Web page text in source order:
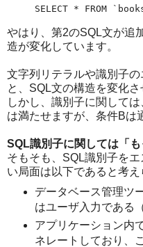
SELECT * FROM
やはり、第2のSQL文が追
造が変化しています。
文字列リテラルや識別子
と、SQL文の構造を変化
しかし、識別子に関して
は満たせますが、条件Bは
SQL識別子に関しては「
そもそも、SQL識別子を
い局面は以下であると考え
データベース管理ツ
はユーザ入力である
アプリケーション内
ネレートしており、